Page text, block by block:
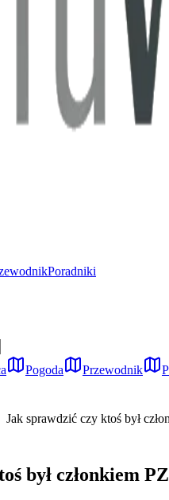
Poradniki
Pogoda Przewodnik
Jak sprawdzić czy ktoś był
był członkiem